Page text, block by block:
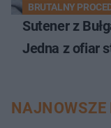
BRUTALNY
Sutener z
Jedna z ofiar
NAJNOWSZE